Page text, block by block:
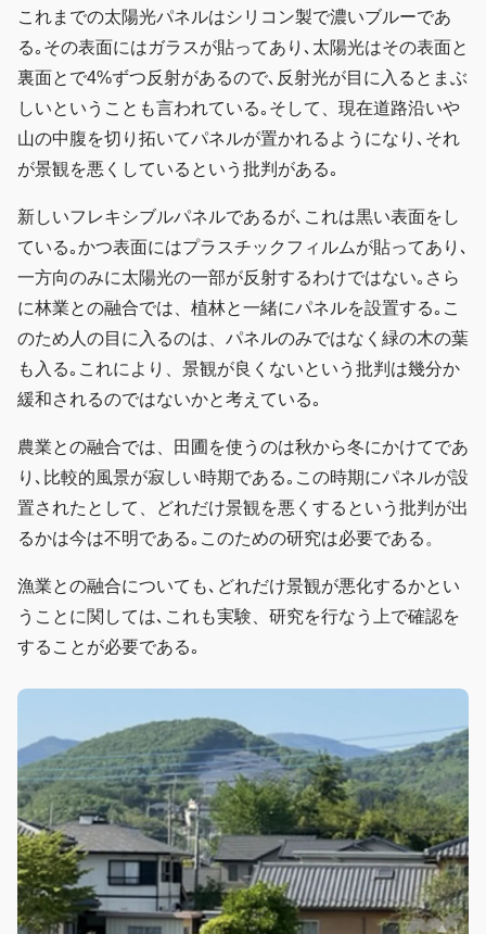
これまでの太陽光パネルはシリコン製で濃いブルーであ
る｡その表面にはガラスが貼ってあり､太陽光はその表面と
裏面とで4%ずつ反射があるので､反射光が目に入るとまぶ
しいということも言われている｡そして、現在道路沿いや
山の中腹を切り拓いてパネルが置かれるようになり､それ
が景観を悪くしているという批判がある｡
新しいフレキシブルパネルであるが､これは黒い表面をし
ている｡かつ表面にはプラスチックフィルムが貼ってあり､
一方向のみに太陽光の一部が反射するわけではない｡さら
に林業との融合では、植林と一緒にパネルを設置する｡こ
のため人の目に入るのは、パネルのみではなく緑の木の葉
も入る｡これにより、景観が良くないという批判は幾分か
緩和されるのではないかと考えている｡
農業との融合では、田圃を使うのは秋から冬にかけてであ
り､比較的風景が寂しい時期である｡この時期にパネルが設
置されたとして、どれだけ景観を悪くするという批判が出
るかは今は不明である｡このための研究は必要である。
漁業との融合についても､どれだけ景観が悪化するかとい
うことに関しては､これも実験、研究を行なう上で確認を
することが必要である｡